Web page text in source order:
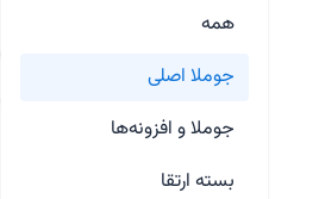
همه
جوملا اصلی
جوملا و افزونه‌ها
بسته ارتقا